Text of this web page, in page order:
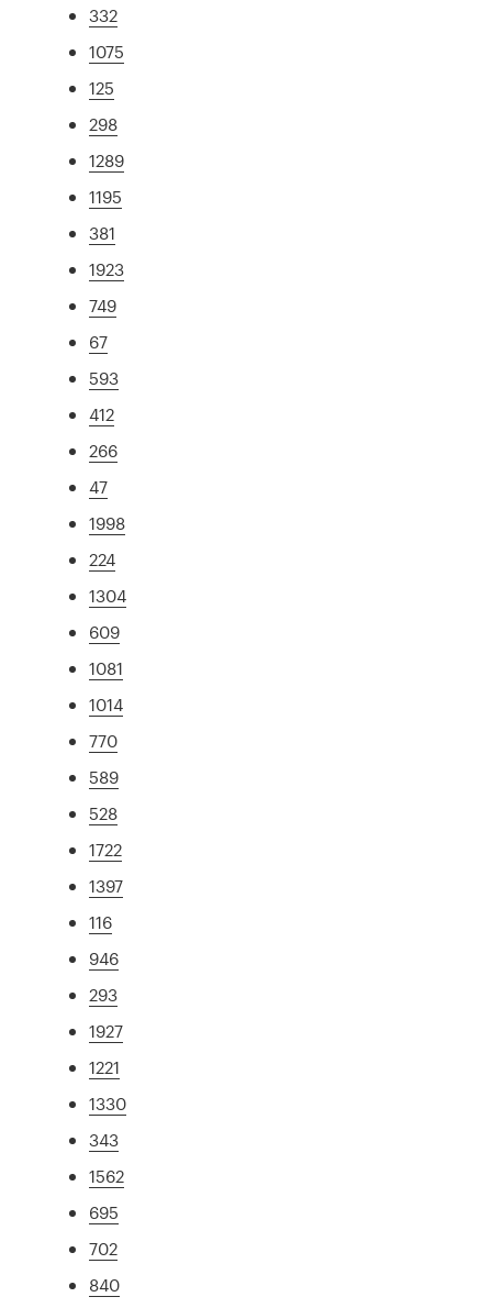
332
1075
125
298
1289
1195
381
1923
749
67
593
412
266
47
1998
224
1304
609
1081
1014
770
589
528
1722
1397
116
946
293
1927
1221
1330
343
1562
695
702
840